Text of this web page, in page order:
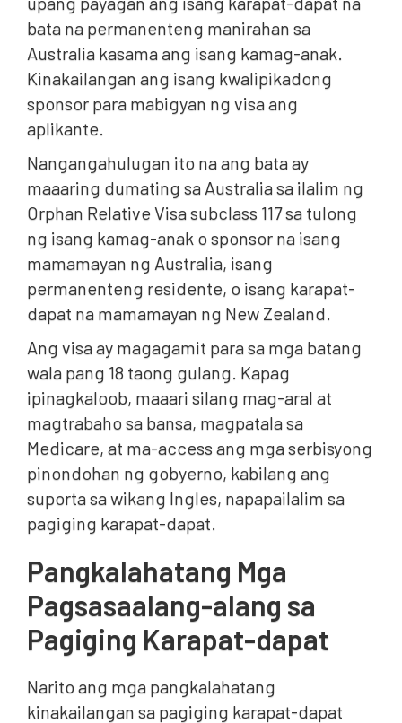
bata na permanenteng manirahan sa
Australia kasama ang isang kamag-anak.
Kinakailangan ang isang kwalipikadong
sponsor para mabigyan ng visa ang
aplikante.
Nangangahulugan ito na ang bata ay
maaaring dumating sa Australia sa ilalim ng
Orphan Relative Visa subclass 117 sa tulong
ng isang kamag-anak o sponsor na isang
mamamayan ng Australia, isang
permanenteng residente, o isang karapat-
dapat na mamamayan ng New Zealand.
Ang visa ay magagamit para sa mga batang
wala pang 18 taong gulang. Kapag
ipinagkaloob, maaari silang mag-aral at
magtrabaho sa bansa, magpatala sa
Medicare, at ma-access ang mga serbisyong
pinondohan ng gobyerno, kabilang ang
suporta sa wikang Ingles, napapailalim sa
pagiging karapat-dapat.
Pangkalahatang Mga
Pagsasaalang-alang sa
Pagiging Karapat-dapat
Narito ang mga pangkalahatang
kinakailangan sa pagiging karapat-dapat